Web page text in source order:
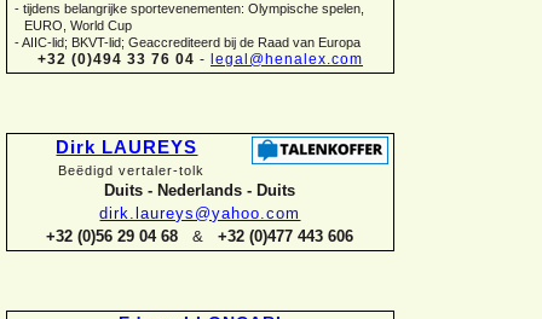
- tijdens belangrijke sportevenementen: Olympische spelen,
EURO, World Cup
-AIIC-lid; BKVT-lid; Geaccrediteerd bij de Raad van Europa
+32 (0)494 33 76 04 - legal@henalex.com
Dirk LAUREYS
Beëdigd vertaler-tolk
Duits - Nederlands - Duits
dirk.laureys@yahoo.com
+32 (0)56 29 04 68& +32 (0)477 443 606